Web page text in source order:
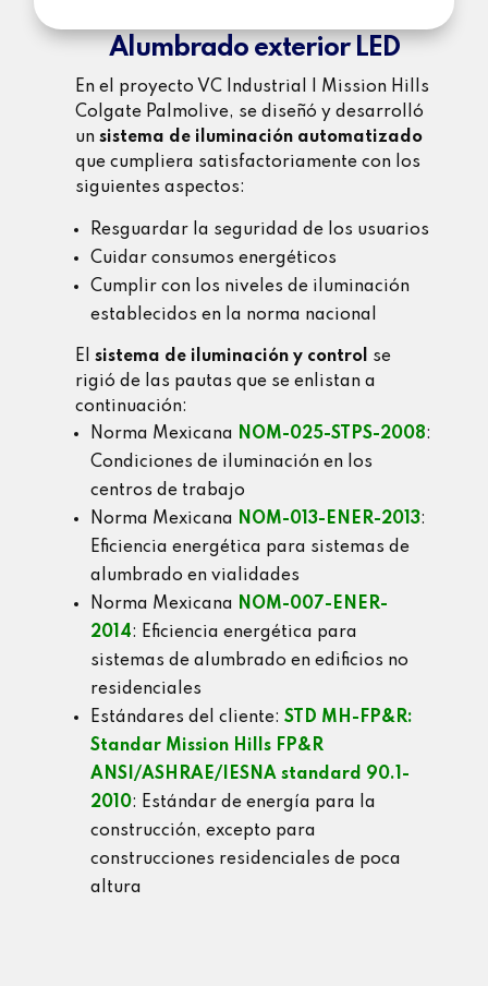
Alumbrado exterior LED
En el proyecto VC Industrial | Mission Hills
Colgate Palmolive, se diseñó y desarrolló
un sistema de iluminación automatizado
que cumpliera satisfactoriamente con los
siguientes aspectos:
Resguardar la seguridad de los usuarios
Cuidar consumos energéticos
Cumplir con los niveles de iluminación
establecidos en la norma nacional
El sistema de iluminación y control se
rigió de las pautas que se enlistan a
continuación:
Norma Mexicana NOM-025-STPS-2008:
Condiciones de iluminación en los
centros de trabajo
Norma Mexicana NOM-013-ENER-2013:
Eficiencia energética para sistemas de
alumbrado en vialidades
Norma Mexicana NOM-007-ENER-
2014: Eficiencia energética para
sistemas de alumbrado en edificios no
residenciales
Estándares del cliente: STD MH-FP&R:
Standar Mission Hills FP&R
ANSI/ASHRAE/IESNA standard 90.1-
2010: Estándar de energía para la
construcción, excepto para
construcciones residenciales de poca
altura